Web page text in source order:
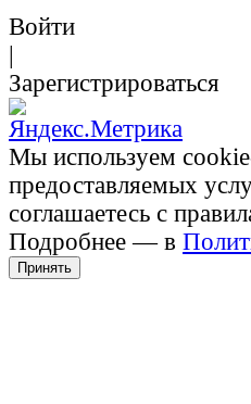
Войти
Зарегистрироваться
Мы используем
предоставляемых
соглашаетесь с
Подробнее — в
Принять